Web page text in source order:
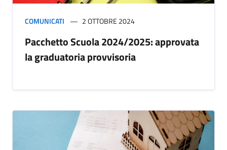
COMUNICATI 2 OTTOBRE 2024
Pacchetto Scuola 2024/2025: approvata
la graduatoria provvisoria